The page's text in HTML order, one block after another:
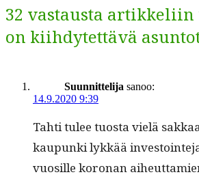
32 vastausta artikkeliin
on kiihdytettävä
Suunnittelija sanoo:
14.9.2020 9:39
Tahti tulee tuos­ta vielä
kaupun­ki lykkää
vuosille koro­nan